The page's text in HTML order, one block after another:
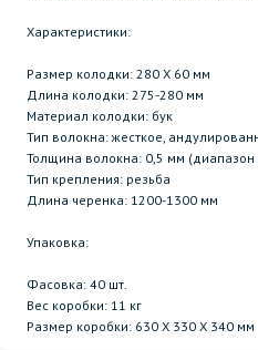
Характеристики:
Размер колодки: 280 Х 60 мм
Длина колодки: 275-280 мм
Материал колодки: бук
Тип волокна: жесткое,
Толщина волокна: 0,5 мм
Тип крепления: резьба
Длина черенка: 1200-1300 мм
Упаковка:
Фасовка: 40 шт.
Вес коробки: 11 кг
Размер коробки: 630 Х 330 Х 340 мм